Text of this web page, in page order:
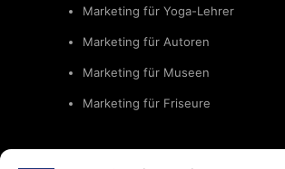
Marketing für Yoga-Lehrer
Marketing für Autoren
Marketing für Museen
Marketing für Friseure